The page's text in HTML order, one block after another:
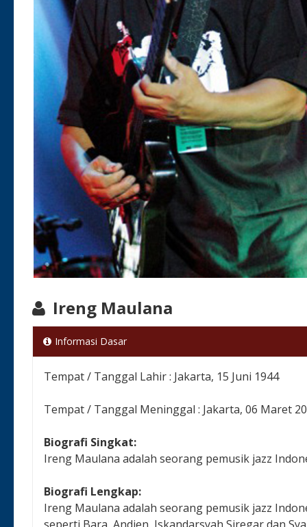
Ireng Maulana
Informasi Dasar
Tempat / Tanggal Lahir : Jakarta, 15 Juni 1944
Tempat / Tanggal Meninggal : Jakarta, 06 Maret
Biografi Singkat:
Ireng Maulana adalah seorang pemusik jazz
Biografi Lengkap:
Ireng Maulana adalah seorang pemusik jazz